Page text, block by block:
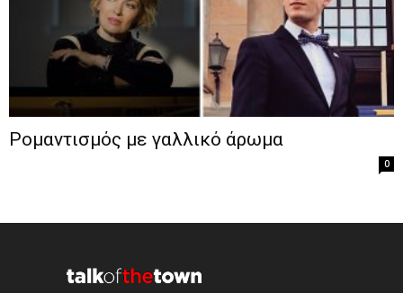
Ρομαντισμός με γαλλικό άρωμα
0